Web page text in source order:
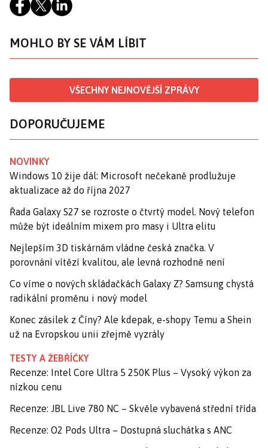
MOHLO BY SE VÁM LÍBIT
VŠECHNY NEJNOVĚJŠÍ ZPRÁVY
DOPORUČUJEME
NOVINKY
Windows 10 žije dál: Microsoft nečekaně prodlužuje
aktualizace až do října 2027
Řada Galaxy S27 se rozroste o čtvrtý model. Nový telefon
může být ideálním mixem pro masy i Ultra elitu
Nejlepším 3D tiskárnám vládne česká značka. V
porovnání vítězí kvalitou, ale levná rozhodně není
Co víme o nových skládačkách Galaxy Z? Samsung chystá
radikální proměnu i nový model
Konec zásilek z Číny? Ale kdepak, e-shopy Temu a Shein
už na Evropskou unii zřejmě vyzrály
TESTY A ŽEBŘÍČKY
Recenze: Intel Core Ultra 5 250K Plus – Vysoký výkon za
nízkou cenu
Recenze: JBL Live 780 NC – Skvěle vybavená střední třída
Recenze: O2 Pods Ultra – Dostupná sluchátka s ANC